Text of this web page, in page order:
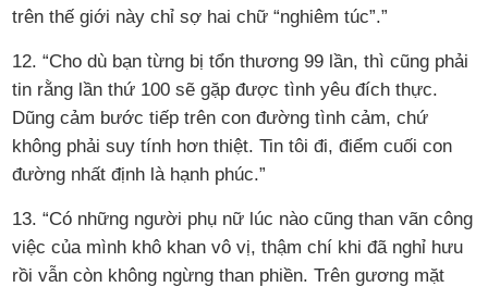
trên thế giới này chỉ sợ hai chữ “nghiêm túc”.”
12. “Cho dù bạn từng bị tổn thương 99 lần, thì cũng phải
tin rằng lần thứ 100 sẽ gặp được tình yêu đích thực.
Dũng cảm bước tiếp trên con đường tình cảm, chứ
không phải suy tính hơn thiệt. Tin tôi đi, điểm cuối con
đường nhất định là hạnh phúc.”
13. “Có những người phụ nữ lúc nào cũng than vãn công
việc của mình khô khan vô vị, thậm chí khi đã nghỉ hưu
rồi vẫn còn không ngừng than phiền. Trên gương mặt